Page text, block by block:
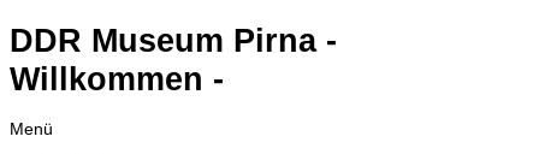
DDR Museum Pirna -
Willkommen -
Menü